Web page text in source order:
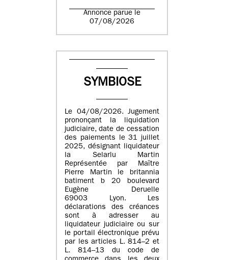
Annonce parue le
07/08/2026
SYMBIOSE
Le 04/08/2026. Jugement
prononçant la liquidation
judiciaire, date de cessation
des paiements le 31 juillet
2025, désignant liquidateur
la Selarlu Martin
Représentée par Maître
Pierre Martin le britannia
batiment b 20 boulevard
Eugène Deruelle
69003 Lyon. Les
déclarations des créances
sont à adresser au
liquidateur judiciaire ou sur
le portail électronique prévu
par les articles L. 814–2 et
L. 814–13 du code de